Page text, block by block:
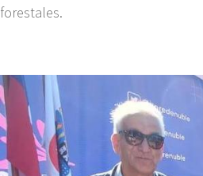
forestales.